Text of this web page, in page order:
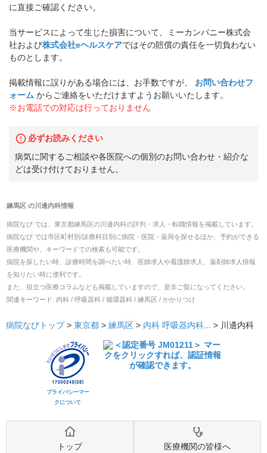
に直接ご確認ください。
当サービスによって生じた損害について、ミーカンパニー株式会
社および株式会社eヘルスケアではその賠償の責任を一切負わない
ものとします。
掲載情報に誤りがある場合には、お手数ですが、
お問い合わせフ
ォーム からご連絡をいただけますようお願いいたします。
※お電話での対応は行っておりません
必ずお読みください
病気に関するご相談や各医院への個別のお問い合わせ・紹介な
どは受け付けておりません。
練馬区の川邊内科情報
病院なび では、 東京都練馬区の川邊内科の評判・求人・転職情報を掲載しています。
病院なび では市区町村別/診療科目別に病院・医院・薬局を探せるほか、予約ができる
医療機関や、キーワードでの検索も可能です。
病院を探したい時、診療時間を調べたい時、医師求人や看護師求人、薬剤師求人情報
を知りたい時に便利です。
また、役立つ医療コラムなども掲載していますので、是非ご覧になってください。
関連キーワード: 内科 / 呼吸器科 / 循環器科 / 練馬区 / かかりつけ
病院なびトップ > 東京都 > 練馬区 > 内科 呼吸器内科... > 川邊内科
プライバシーマー
クについて
トップ 医療機関の皆様へ